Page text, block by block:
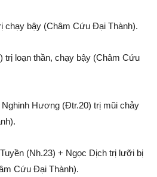
chạy bậy (Châm Cứu Đại Thành).
trị loạn thần, chạy bậy (Châm Cứu
Hương (Đtr.20) trị mũi chảy
(Nh.23) + Ngọc Dịch trị lưỡi bị
Cứu Đại Thành).